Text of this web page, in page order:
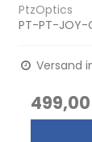
PtzOptics
PT-PT-JOY-
Versand
499,00